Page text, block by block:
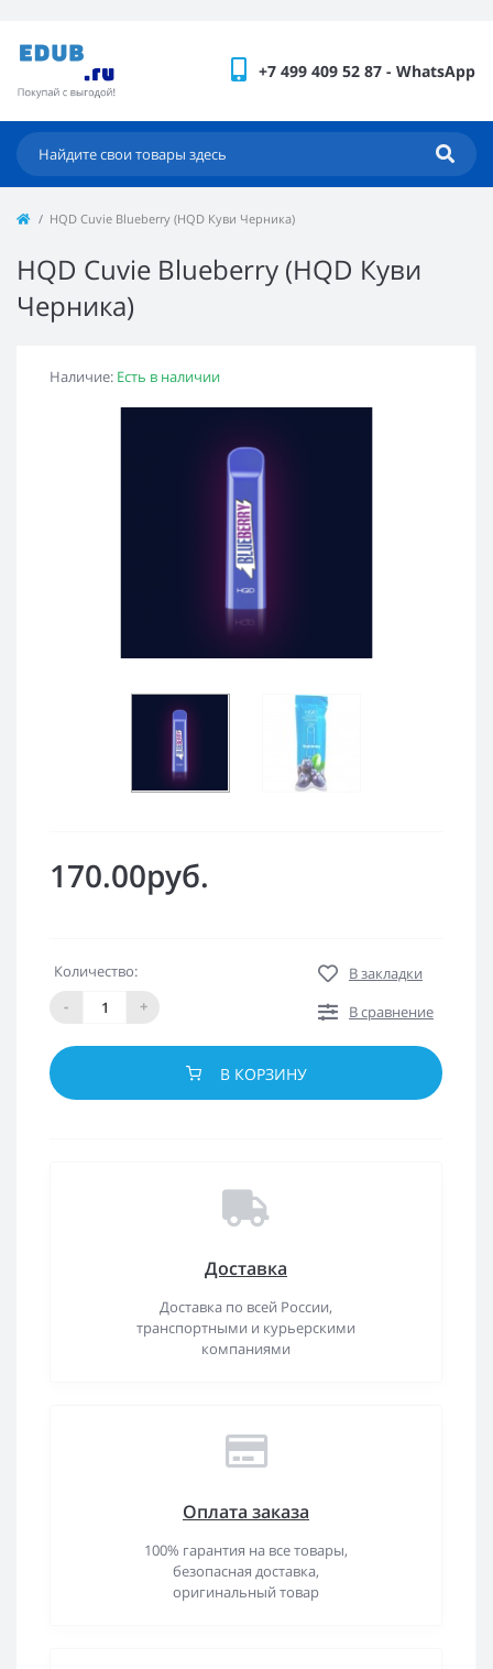
+7 499 409 52 87 - WhatsApp
HQD Cuvie Blueberry (HQD Куви Черника)
HQD Cuvie Blueberry (HQD Куви
Черника)
Наличие: Есть в наличии
170.00руб.
Количество:
-
+
В закладки
В сравнение
В КОРЗИНУ
Доставка
Доставка по всей России,
транспортными и курьерскими
компаниями
Оплата заказа
100% гарантия на все товары,
безопасная доставка,
оригинальный товар